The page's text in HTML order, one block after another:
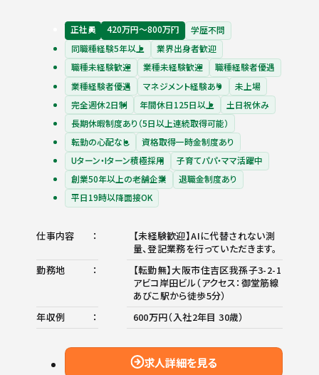
正社員 420万円〜800万円
学歴不問
同職種経験5年以上
業界出身者歓迎
職種未経験歓迎
業種未経験歓迎
職種経験者優遇
業種経験者優遇
マネジメント経験あり
未上場
完全週休2日制
年間休日125日以上
土日祝休み
長期休暇制度あり（5日以上連続取得可能）
転勤の心配なし
資格取得一時金制度あり
Uターン・Iターン積極採用
子育てパパ・ママ活躍中
創業50年以上の老舗企業
退職金制度あり
平日19時以降面接OK
仕事内容
【未経験歓迎】AIに代替されない測
量、登記業務を行っていただきます。
勤務地
【転勤無】大阪市住吉区我孫子3-2-1
アビコ岸田ビル（アクセス：御堂筋線
あびこ駅から徒歩5分）
年収例
600万円（入社2年目 30歳）
求人詳細を見る